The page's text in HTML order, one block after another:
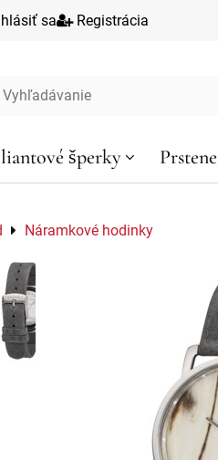
sa Registrácia
šperky Prstene
Náramkové hodinky